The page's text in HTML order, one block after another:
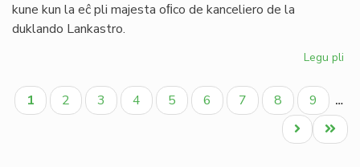
kune kun la eĉ pli majesta oﬁco de kanceliero de la
duklando Lankastro.
Legu pli
Pagination
Aktuala
paĝo
1 Paĝo
2 Paĝo
3 Paĝo
4 Paĝo
5 Paĝo
6 Paĝo
7 Paĝo
8 Paĝo
9 …
Last
page
Next
page